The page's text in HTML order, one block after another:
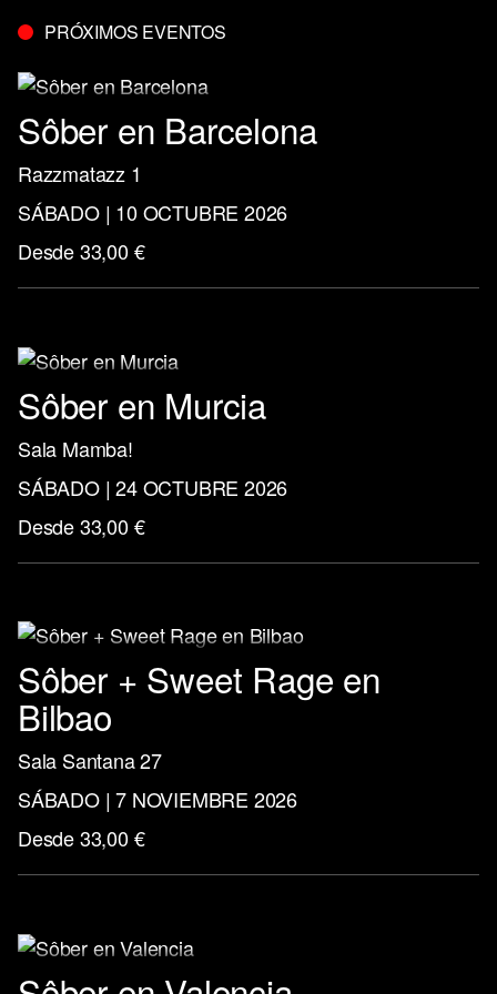
PRÓXIMOS EVENTOS
Sôber en Barcelona
Razzmatazz 1
SÁBADO | 10 OCTUBRE 2026
Desde 33,00 €
Sôber en Murcia
Sala Mamba!
SÁBADO | 24 OCTUBRE 2026
Desde 33,00 €
Sôber + Sweet Rage en
Bilbao
Sala Santana 27
SÁBADO | 7 NOVIEMBRE 2026
Desde 33,00 €